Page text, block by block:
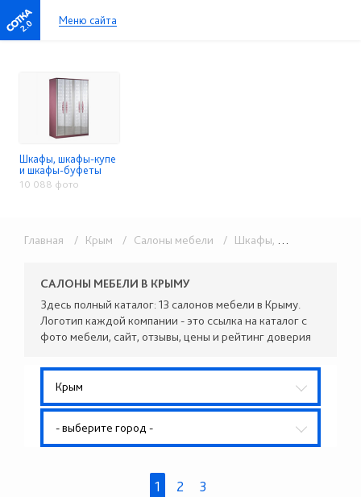
2.0 Меню сайта
Шкафы, шкафы-купе
и шкафы-буфеты
10 088 фото
Главная / Крым / Салоны мебели / Шкафы, шкафы-купе и шкафы-буфеты
САЛОНЫ МЕБЕЛИ В КРЫМУ
Здесь полный каталог: 13 салонов мебели в Крыму.
Логотип каждой компании - это ссылка на каталог с
фото мебели, сайт, отзывы, цены и рейтинг доверия
Крым
- выберите город -
1 2 3